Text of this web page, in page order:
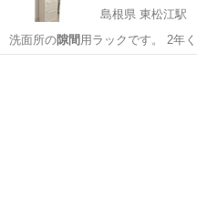
島根県 東松江駅
洗面所の隙間用ラックです。 2年